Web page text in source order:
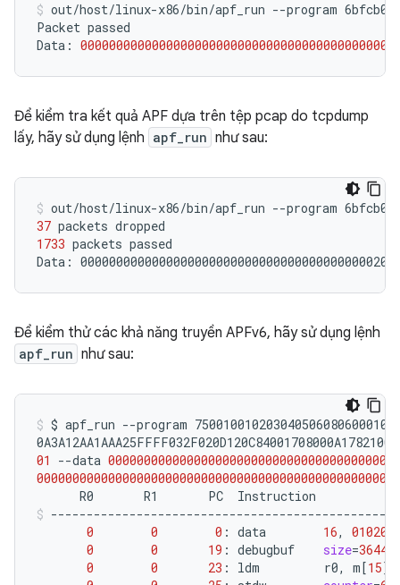
out/host/linux-x86/bin/apf_run --program
Packet passed
Data:
Để kiểm tra kết quả APF dựa trên tệp pcap do tcpdump
lấy, hãy sử dụng lệnh apf_run như sau:
out/host/linux-x86/bin/apf_run --program
37 packets
1733 packets passed
Data:
Để kiểm thử các khả năng truyền APFv6, hãy sử dụng lệnh
apf_run như sau:
$ apf_run --program
01
--data
R0
R1 PC Instruction
0 0 0 : data 16,
0
0 19 : debugbuf size=3644
0
0 23 : ldm r0, m[15]